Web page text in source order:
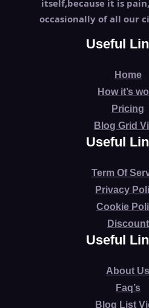
itself,because it is
occasionally of all our
Useful
Home
How it’s
Pricing
Blog Grid
Useful
Term Of
Privacy
Cookie
Discount
Useful
About Us
Faq’s
Blog List